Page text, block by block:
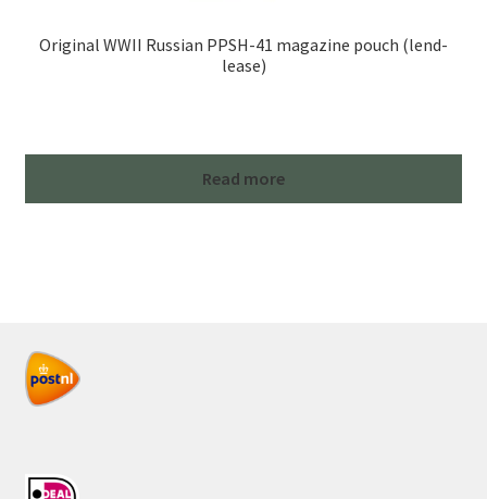
Original WWII Russian PPSH-41 magazine pouch (lend-
lease)
Read more